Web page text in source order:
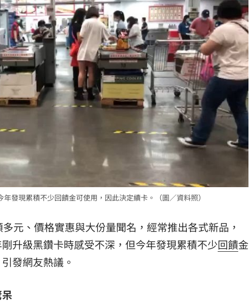
00:49
00:43
00:40
發現累積不少回饋金可使用，因此決定續卡。（圖／資料照）
元、價格實惠與大份量聞名，經常推出各式新品，
升級黑鑽卡時感受不深，但今年發現累積不少回饋金
發網友熱議。